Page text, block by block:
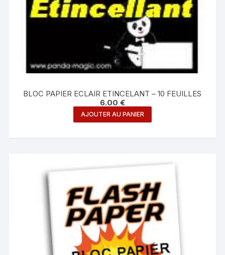
BLOC PAPIER ECLAIR ETINCELANT – 10 FEUILLES
6.00 €
AJOUTER AU PANIER